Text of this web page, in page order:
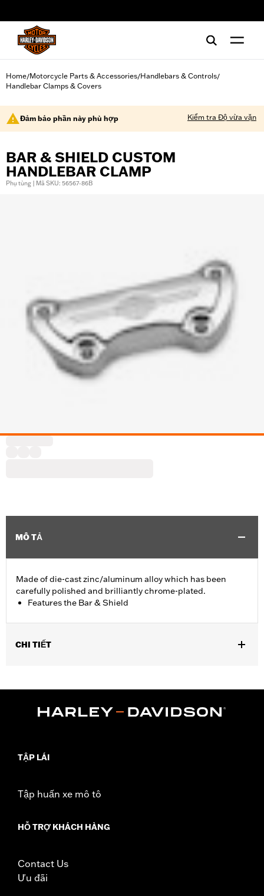
Home/Motorcycle Parts & Accessories/Handlebars & Controls/
Handlebar Clamps & Covers
Đảm bảo phần này phù hợp Kiểm tra Độ vừa vặn
BAR & SHIELD CUSTOM
HANDLEBAR CLAMP
Phụ tùng | Mã SKU: 56567-86B
MÔ TẢ
Made of die-cast zinc/aluminum alloy which has been
carefully polished and brilliantly chrome-plated.
Features the Bar & Shield
CHI TIẾT
Collection: Bar & Shield
In the Box:
WARRANTY:
NOTES: Installation of some handlebars and risers may require a
locations. Check local laws to ensure your motorcycle
TẬP LÁI
Tập huấn xe mô tô
HỖ TRỢ KHÁCH HÀNG
Contact Us
Ưu đãi